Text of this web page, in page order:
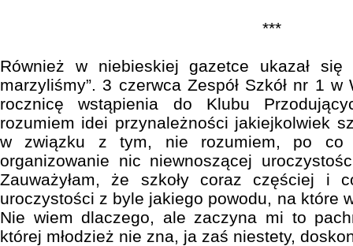
***
Również w niebieskiej gazetce ukazał się
marzyliśmy”. 3 czerwca Zespół Szkół nr 1 w
rocznicę wstąpienia do Klubu
rozumiem idei przynależności jakiejkolwiek
w związku z tym, nie rozumiem, po co
organizowanie nic niewnoszącej
Zauważyłam, że szkoły coraz częściej i
uroczystości z byle jakiego powodu, na które
Nie wiem dlaczego, ale zaczyna mi to
której młodzież nie zna, ja zaś niestety,